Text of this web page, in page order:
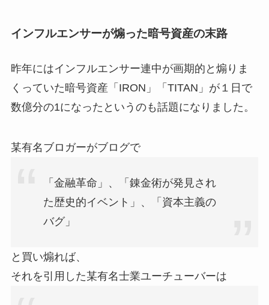
インフルエンサーが煽った暗号資産の末路
昨年にはインフルエンサー連中が画期的と煽りま
くっていた暗号資産「IRON」「TITAN」が１日で
数億分の1になったというのも話題になりました。
某有名ブロガーがブログで
「金融革命」、「錬金術が発見され
た歴史的イベント」、「資本主義の
バグ」
と買い煽れば、
それを引用した某有名士業ユーチューバーは